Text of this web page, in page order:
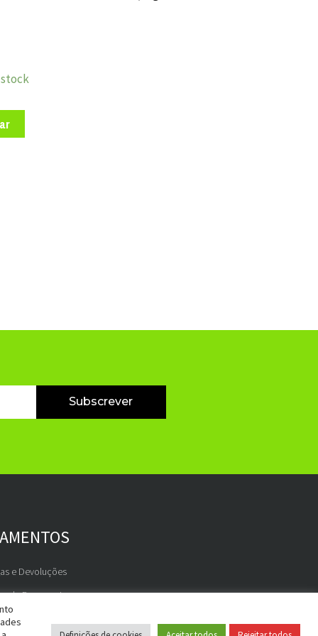
stock
Subscrever
e Devoluções
de Pagamento